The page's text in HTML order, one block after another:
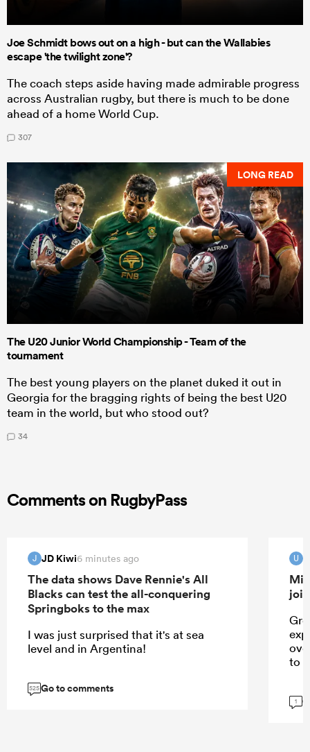
Joe Schmidt bows out on a high - but can the Wallabies
escape 'the twilight zone'?
The coach steps aside having made admirable progress
across Australian rugby, but there is much to be done
ahead of a home World Cup.
307
LONG READ
The U20 Junior World Championship - Team of the
tournament
The best young players on the planet duked it out in
Georgia for the bragging rights of being the best U20
team in the world, but who stood out?
34
Comments on RugbyPass
J JD Kiwi6 minutes ago
The data shows Dave Rennie's All
Blacks can test the all-conquering
Springboks to the max
I was just surprised that it's at sea
level and in Argentina!
525Go to comments
U
to
1